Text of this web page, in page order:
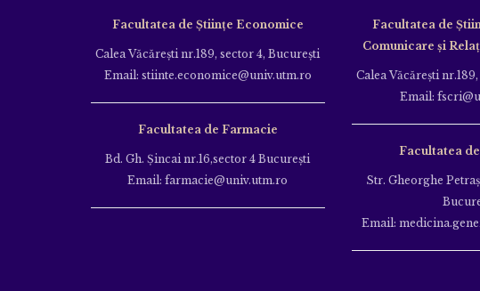
Facultatea de Științe Economice
Calea Văcăreşti nr.189, sector 4, Bucureşti
Email: stiinte.economice@univ.utm.ro
Facultatea de Farmacie
Bd. Gh. Şincai nr.16,sector 4 Bucureşti
Email: farmacie@univ.utm.ro
Facultatea de
Comunicare și
Calea Văcăreşti
Email:
Facultatea
Str. Gheorghe
Email: